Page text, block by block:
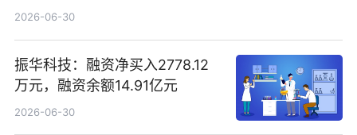
2026-06-30
振华科技：融资净买入2778.12
万元，融资余额14.91亿元
2026-06-30